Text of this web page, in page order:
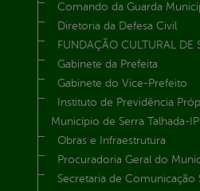
Comando da Guarda
Diretoria da Defesa Civil
FUNDAÇÃO CULTURAL DE
Gabinete da Prefeita
Gabinete do Vice-Prefeito
Instituto de Previdência
Município de Serra Talhada-
Obras e Infraestrutura
Procuradoria Geral do
Secretaria de Comunicação